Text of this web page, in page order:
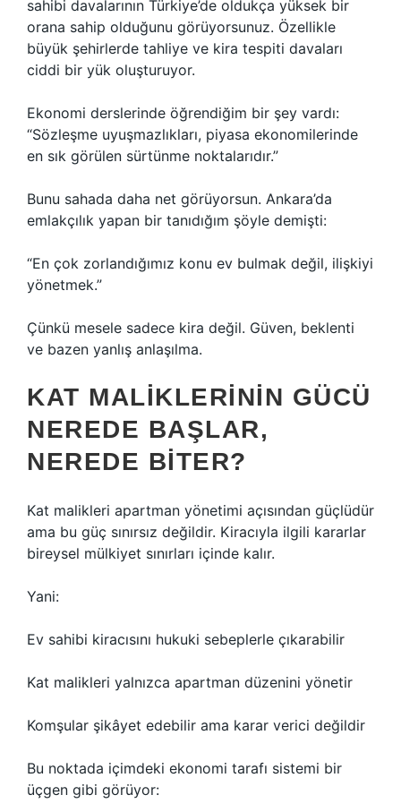
sahibi davalarının Türkiye’de oldukça yüksek bir
orana sahip olduğunu görüyorsunuz. Özellikle
büyük şehirlerde tahliye ve kira tespiti davaları
ciddi bir yük oluşturuyor.
Ekonomi derslerinde öğrendiğim bir şey vardı:
“Sözleşme uyuşmazlıkları, piyasa ekonomilerinde
en sık görülen sürtünme noktalarıdır.”
Bunu sahada daha net görüyorsun. Ankara’da
emlakçılık yapan bir tanıdığım şöyle demişti:
“En çok zorlandığımız konu ev bulmak değil, ilişkiyi
yönetmek.”
Çünkü mesele sadece kira değil. Güven, beklenti
ve bazen yanlış anlaşılma.
KAT MALIKLERININ GÜCÜ
NEREDE BAŞLAR,
NEREDE BITER?
Kat malikleri apartman yönetimi açısından güçlüdür
ama bu güç sınırsız değildir. Kiracıyla ilgili kararlar
bireysel mülkiyet sınırları içinde kalır.
Yani:
Ev sahibi kiracısını hukuki sebeplerle çıkarabilir
Kat malikleri yalnızca apartman düzenini yönetir
Komşular şikâyet edebilir ama karar verici değildir
Bu noktada içimdeki ekonomi tarafı sistemi bir
üçgen gibi görüyor: